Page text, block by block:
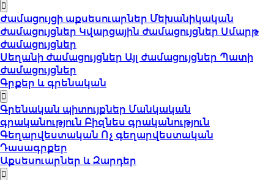
Ժամացույցի աքսեսուարներ Մեխանիկական
ժամացույցներ Կվարցային ժամացույցներ Սմարթ
ժամացույցներ
Սեղանի ժամացույցներ Այլ ժամացույցներ Պատի
ժամացույցներ
Գրքեր և գրենական
Գրենական պիտույքներ Մանկական
գրականություն Բիզնես գրականություն
Գեղարվեստական Ոչ գեղարվեստական
Դասագրքեր
Աքսեսուարներ և Զարդեր